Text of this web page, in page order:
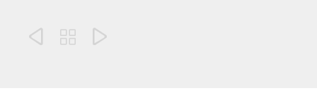
  